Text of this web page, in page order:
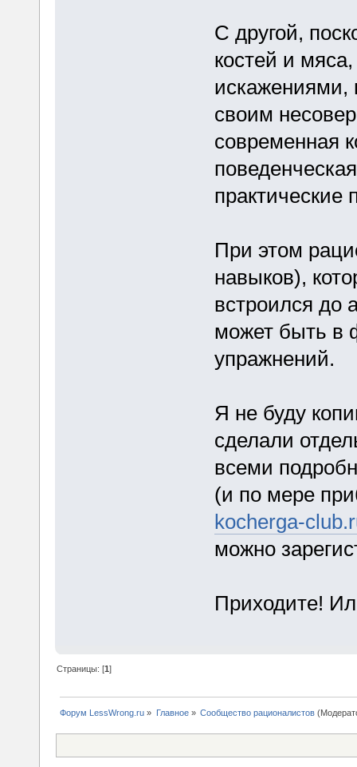
С другой,
костей и
искажениями,
своим
современная
практические
При этом
навыков),
встроился до
может быть в
упражнений.
Я не буду
сделали
всеми
(и по мере
kocherga-
можно
Приходите!
Страницы: [1]
Форум LessWrong.ru » Главное» Сообщество рационалистов